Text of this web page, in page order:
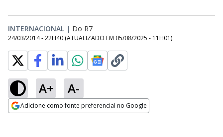
INTERNACIONAL | Do R7
24/03/2014 - 22H40 (ATUALIZADO EM 05/08/2025 - 11H01)
A+ A-
Adicione como fonte preferencial no Google